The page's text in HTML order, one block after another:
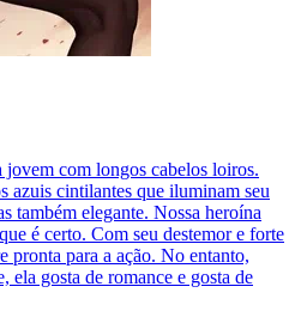
jovem com longos cabelos loiros.
azuis cintilantes que iluminam seu
também elegante. Nossa heroína
é certo. Com seu destemor e forte
pronta para a ação. No entanto,
ela gosta de romance e gosta de